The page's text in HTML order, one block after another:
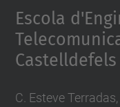
Escola
Castelldefels
C. Esteve